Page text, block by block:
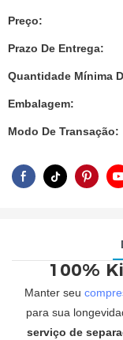
Preço:
Prazo De Entrega:
Quantidade Mínima
Embalagem:
Modo De Transação:
100%
Manter seu
para sua
serviço de